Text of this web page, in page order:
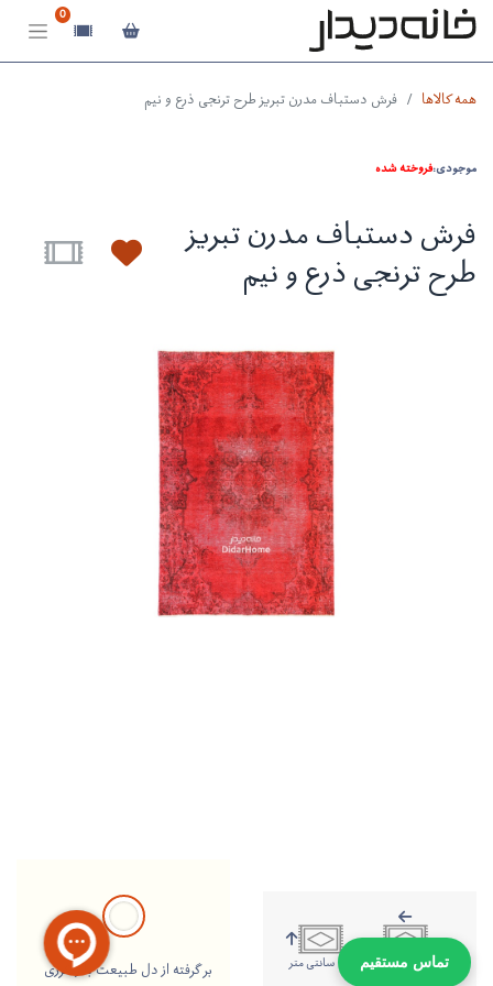
0
همه کالاها فرش دستباف مدرن تبریز طرح ترنجی ذرع و نیم
موجودی:فروخته شده
فرش دستباف مدرن تبریز
طرح ترنجی ذرع و نیم
197 سانتی متر 126 سانتی متر
بر گرفته از دل طبیعت با رنگرزی
تماس مستقیم